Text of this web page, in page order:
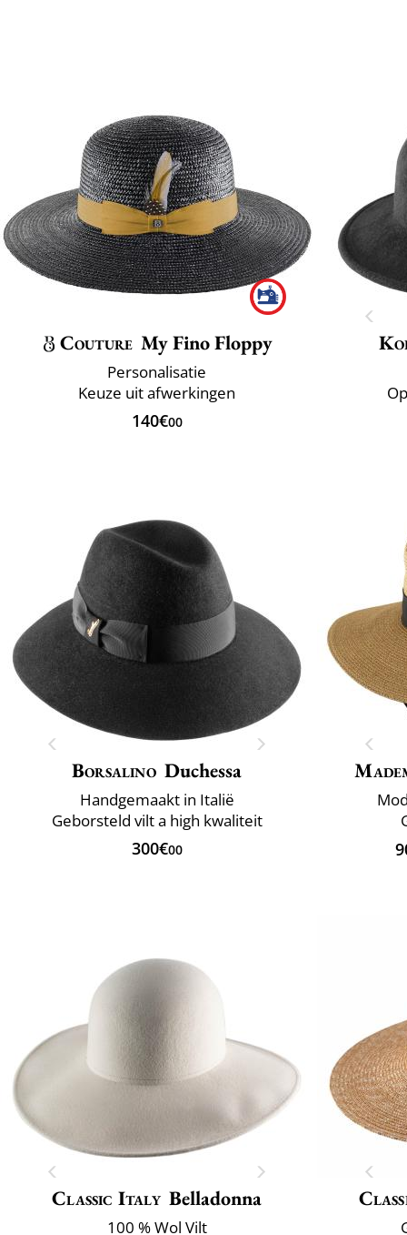
Couture My Fino Floppy
Personalisatie
Keuze uit afwerkingen
140€00
Borsalino Duchessa
Handgemaakt in Italië
Geborsteld vilt a high kwaliteit
300€00
Classic Italy Belladonna
100 % Wol Vilt